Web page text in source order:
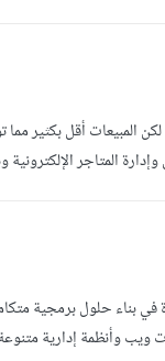
أقل بكثير مما
المتاجر الإلكترونية
بناء حلول برمجية
وأنظمة إدارية